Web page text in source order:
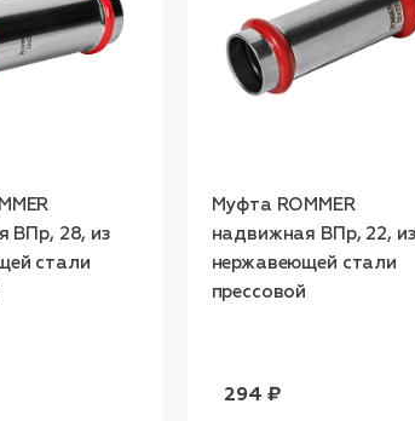
ВПр, 28, из
стали
Муфта ROMMER
надвижная ВПр, 22, из
нержавеющей стали
прессовой
294 ₽